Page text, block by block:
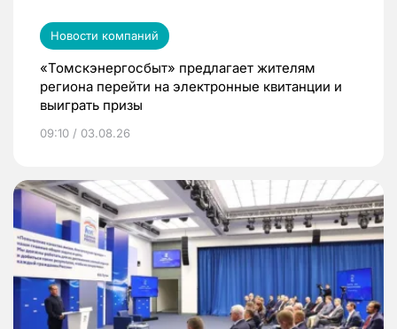
Новости компаний
«Томскэнергосбыт» предлагает жителям
региона перейти на электронные квитанции и
выиграть призы
09:10 / 03.08.26